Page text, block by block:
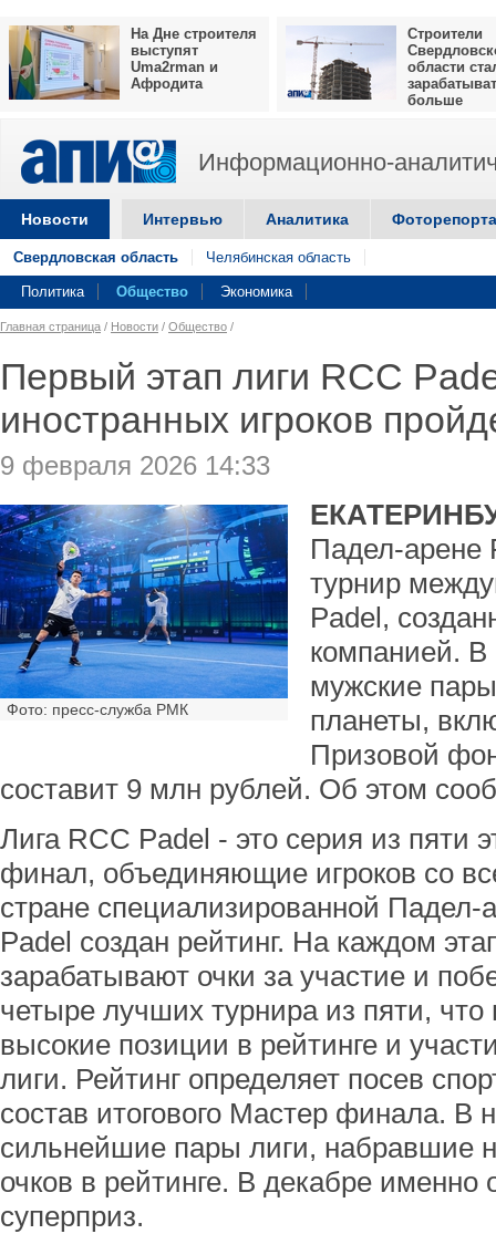
На Дне строителя
выступят
Uma2rman и
Афродита
Строители
области
больше
Информационно-
Новости Интервью Аналитика
Свердловская область Челябинская область
Политика Общество Экономика
Главная страница / Новости / Общество /
Первый этап лиги RCC
иностранных игроков
9 февраля 2026 14:33
Фото: пресс-служба РМК
Падел-арене
турнир
Padel,
компанией. В
мужские
планеты,
Призовой
составит 9 млн рублей. Об этом
Лига RCC Padel - это серия из пяти
финал, объединяющие игроков со
стране специализированной
Padel создан рейтинг. На каждом
зарабатывают очки за участие и
четыре лучших турнира из пяти, что
высокие позиции в рейтинге и
лиги. Рейтинг определяет посев
состав итогового Мастер финала. В
сильнейшие пары лиги, набравшие
очков в рейтинге. В декабре именно
суперприз.